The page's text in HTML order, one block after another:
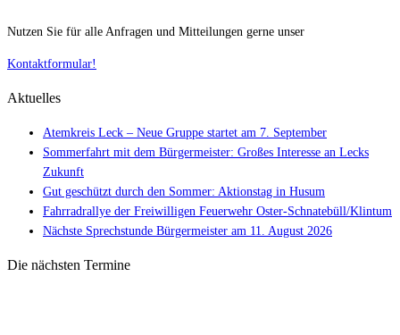
Nutzen Sie für alle Anfragen und Mitteilungen gerne unser
Kontaktformular!
Aktuelles
Atemkreis Leck – Neue Gruppe startet am 7. September
Sommerfahrt mit dem Bürgermeister: Großes Interesse an Lecks
Zukunft
Gut geschützt durch den Sommer: Aktionstag in Husum
Fahrradrallye der Freiwilligen Feuerwehr Oster-Schnatebüll/Klintum
Nächste Sprechstunde Bürgermeister am 11. August 2026
Die nächsten Termine